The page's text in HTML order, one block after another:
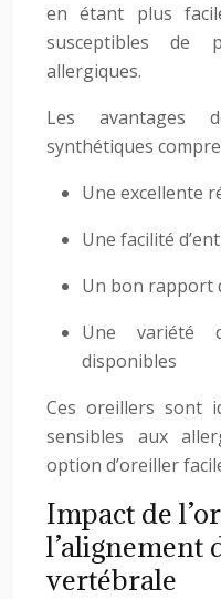
en étant plus
susceptibles de
allergiques.
Les avantages
synthétiques
Une excellente
Une facilité
Un bon rapport
Une variété
disponibles
Ces oreillers sont
sensibles aux
option d’oreiller
Impact de
l’alignement
vertébrale